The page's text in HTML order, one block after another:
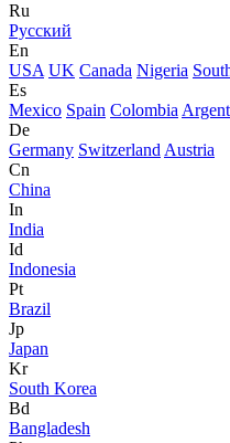
Ru
Русский
En
USA UK Canada Nigeria
Es
Mexico Spain Colombia
De
Germany Switzerland Austria
Cn
China
In
India
Id
Indonesia
Pt
Brazil
Jp
Japan
Kr
South Korea
Bd
Bangladesh